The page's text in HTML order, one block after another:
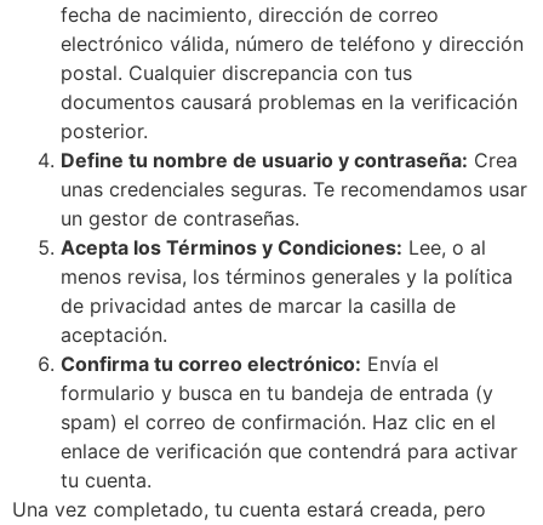
fecha de nacimiento, dirección de correo
electrónico válida, número de teléfono y dirección
postal. Cualquier discrepancia con tus
documentos causará problemas en la verificación
posterior.
Define tu nombre de usuario y contraseña: Crea
unas credenciales seguras. Te recomendamos usar
un gestor de contraseñas.
Acepta los Términos y Condiciones: Lee, o al
menos revisa, los términos generales y la política
de privacidad antes de marcar la casilla de
aceptación.
Confirma tu correo electrónico: Envía el
formulario y busca en tu bandeja de entrada (y
spam) el correo de confirmación. Haz clic en el
enlace de verificación que contendrá para activar
tu cuenta.
Una vez completado, tu cuenta estará creada, pero